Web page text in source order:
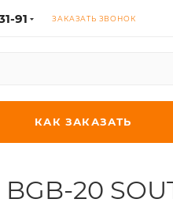
91 ЗАКАЗАТЬ ЗВОНОК
КАК ЗАКАЗАТЬ
20